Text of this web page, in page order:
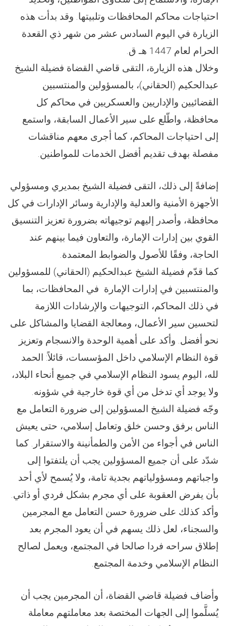
احتياجات محاكم المحافظات وتلبيتها. وقد بدأت هذه
الزيارة في اليوم السادس عشر من شهر ذي القعدة
الحرام لعام 1447 هـ ق.
وخلال هذه الزيارة، التقى قاضي القضاة فضيلة الشيخ
عبدالحكيم (الحقاني)، بالمسؤولين والمنتسبين
القضائيين والإداريين والعسكريين في محاكم كل
محافظة، واطّلع على سير الأعمال السابقة، واستمع
إلى احتياجات المحاكم، كما أجرى معهم مناقشات
مفصلة بهدف تقديم أفضل الخدمات للمواطنين.
إضافةً إلى ذلك، التقى فضیلة الشيخ بمديري ومسؤولي
الأجهزة الأمنية والعدلية والإدارية وسائر الإدارات في كل
محافظة، وأصدر إليهم توجيهاته بضرورة تعزيز التنسيق
القوي بين إدارات الإمارة، والتعاون فيما بينهم عند
الحاجة، وفقًا للأصول والضوابط المعتمدة.
كما قدّم فضيلة الشيخ عبدالحكيم (الحقاني) للمسؤولين
والمنتسبين في إدارات الإمارة في المحافظات، بما
في ذلك المحاكم، التوجيهات والإرشادات اللازمة
لتحسين سير الأعمال، ومعالجة القضايا والمشاكل على
نحو أفضل. وأكد على أهمية الوحدة والانسجام وتعزيز
قوة النظام الإسلامي داخل المؤسسات، قائلاً: الحمد
لله، اليوم يسود النظام الإسلامي في جميع أنحاء البلاد،
ولا يوجد أي تدخل من أي قوة خارجية في شؤونه.
وجّه فضیلة الشيخ المسؤولين إلى ضرورة التعامل مع
الناس برفق وحسن خلق وتعامل إسلامي، حتى يعيش
الناس في أجواء من الأمن والطمأنينة والاستقرار. كما
شدّد على أن جميع المسؤولين يجب أن يلتفتوا إلى
واجباتهم ومسؤولياتهم بجدية تامة، ولا يُسمح لأي أحد
بأن يفرض العقوبة على أي مجرم بشكل فردي أو ذاتي.
وأكد كذلك على ضرورة حسن التعامل مع المجرمين
والسجناء، لعل ذلك يسهم في أن يعود المجرم بعد
إطلاق سراحه فردا صالحا في المجتمع، ويعمل لصالح
النظام الإسلامي وخدمة المجتمع.
وأضاف فضيلة قاضي القضاة، أن المجرمين يجب أن
يُسلَّموا إلى الجهات المختصة بعد معاملتهم معاملة